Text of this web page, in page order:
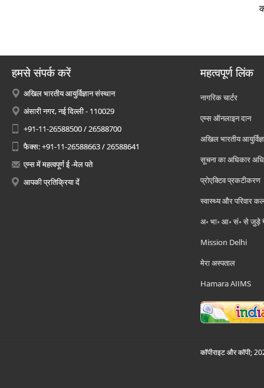
हमसे संपर्क करें
अखिल भारतीय आयुर्विज्ञान संस्थान
अंसारी नगर, नई दिल्ली - 110029
+91-11-26588500 / 26588700
फैक्स: +91-11-26588663 / 26588641
एम्स में महत्वपूर्ण ई -मेल पते
आपकी प्रतिक्रिया दें
महत्वपूर्ण लिंक
नागरिक चार्टर
एम्स ऑनलाइन दान
अखिल भारतीय
सूचना का अधिकार
प्रोएक्टिव प्रकटीकरण
स्वास्थ्य और परिवार
अ॰ भा॰ आ॰ सं॰ से जुड़े
Mission Delhi
मेरा अस्पताल
Hamara AIIMS
कॉपीराइट और कॉपी;